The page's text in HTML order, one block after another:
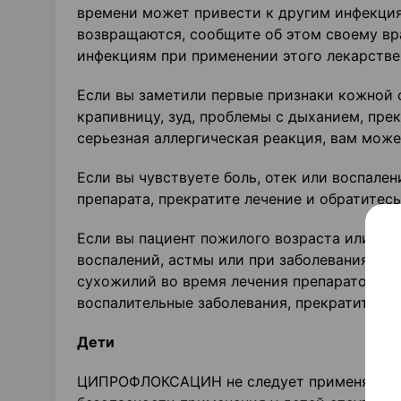
времени может привести к другим
возвращаются, сообщите об этом своему
инфекциям при применении этого
Если вы заметили первые признаки
крапивницу, зуд, проблемы с дыханием,
серьезная аллергическая реакция, вам
Если вы чувствуете боль, отек или
препарата, прекратите лечение и
Если вы пациент пожилого возраста или
воспалений, астмы или при заболеваниях
сухожилий во время лечения препаратом
воспалительные заболевания, прекратите
Дети
ЦИПРОФЛОКСАЦИН не следует применять у